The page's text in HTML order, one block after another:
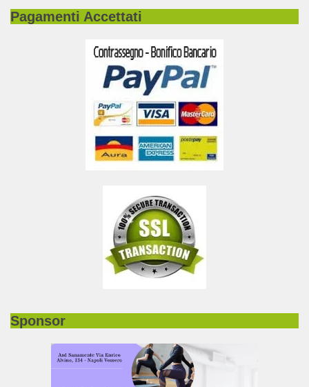
Pagamenti Accettati
Sponsor